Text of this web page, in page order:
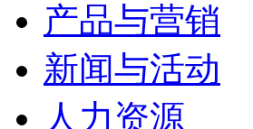
产品与营销
新闻与活动
人力资源